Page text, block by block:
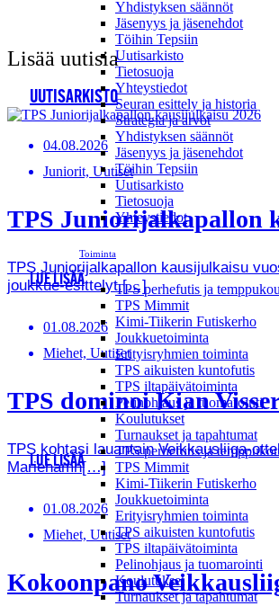
Yhdistyksen säännöt
Jäsenyys ja jäsenehdot
Töihin Tepsiin
Uutisarkisto
Tietosuoja
Yhteystiedot
Seuran esittely ja historia
Strategia ja arvot
Yhdistyksen säännöt
Jäsenyys ja jäsenehdot
Töihin Tepsiin
Uutisarkisto
Tietosuoja
Yhteystiedot
Toiminta
TPS perhefutis ja
TPS Mimmit
Kimi-Tiikerin Futiskerho
Joukkuetoiminta
Erityisryhmien toiminta
TPS aikuisten kuntofutis
TPS iltapäivätoiminta
Pelinohjaus ja tuomarointi
Koulutukset
Turnaukset ja tapahtumat
TPS perhefutis ja
TPS Mimmit
Kimi-Tiikerin Futiskerho
Joukkuetoiminta
Erityisryhmien toiminta
TPS aikuisten kuntofutis
TPS iltapäivätoiminta
Pelinohjaus ja tuomarointi
Koulutukset
Turnaukset ja tapahtumat
Lisää uutisia
UUTISARKISTO
04.08.2026
Juniorit, Uutiset
TPS Juniorijalkapallon
TPS Juniorijalkapallon kausijulkaisu
joukkue-esittelyt.[…]
LUE LISÄÄ
01.08.2026
Miehet, Uutiset
TPS dominoi Kian
TPS kohtasi lauantain Veikkausliiga-
Mariehamn[…]
LUE LISÄÄ
01.08.2026
Miehet, Uutiset
Kokoonpano